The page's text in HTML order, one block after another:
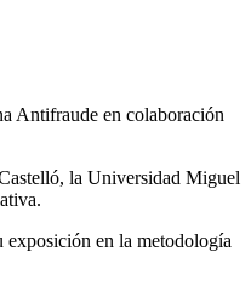
Antifraude en colaboración
la Universidad Miguel
exposición en la metodología